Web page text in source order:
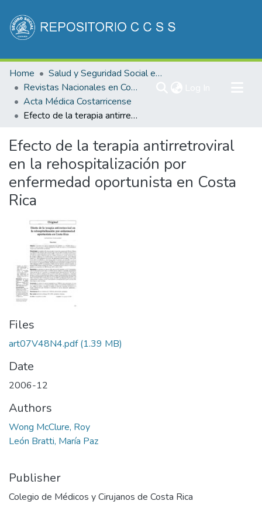
Communities & Collections
All of DSpace
Statistics
Home
Salud y Seguridad Social en Costa Rica
Revistas Nacionales en Costa Rica
Acta Médica Costarricense
Efecto de la terapia antirretroviral en la rehospitalización por enfermedad oportunista en Costa Rica
Efecto de la terapia antirretroviral
en la rehospitalización por
enfermedad oportunista en Costa
Rica
Files
art07V48N4.pdf(1.39 MB)
Date
2006-12
Authors
Wong McClure, Roy
León Bratti, María Paz
Publisher
Colegio de Médicos y Cirujanos de Costa Rica